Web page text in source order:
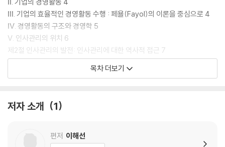
넷째, [ ] 표시를 이용하여 키워드를 강조하였습니다. 인사노무관리론의
내용을 학습한 후, 이를 답안 작성으로 연결해야 합니다. 답안 작성을 위해
서는 키워드를 중심으로 문장을 전개할 수 있어야 하며, 이를 위해 어느 정
도 키워드 암기가 필요합니다. 이에 따라 내용이나 문장 전달에 핵심적인
역할을 하는 단어들이나 문단의 주제를 나타내는 단어들에 [ ] 표시를 사
때문입니다. 각자의 취향과 학습 방식에 맞게 교재를 정리해 주시길 바랍
Ⅲ. 기업의 효율적인 경영활동 수행 : 페욜(Fayol)의 이론을 중심으로 4
Ⅳ. 경영활동의 구조와 경영학 5
Ⅴ. 인사관리의 위치 6
제2절 인사관리의 발전: 인사관리에 대한 역사적 접근 7
Ⅰ. 인사관리 발전사 논의의 필요성 7
제2장 인사관리의 학문적 체계 20
Ⅱ. 인사관리의 연구대상 20
목차 더보기
저자 소개 1
편저 이해선